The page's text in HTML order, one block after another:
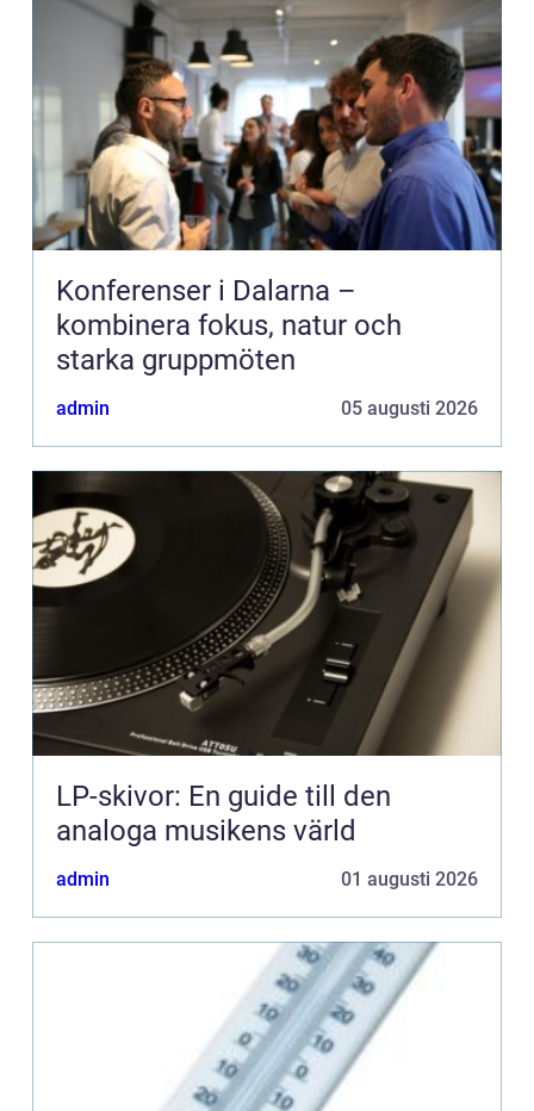
Konferenser i Dalarna –
kombinera fokus, natur och
starka gruppmöten
admin 05 augusti 2026
LP-skivor: En guide till den
analoga musikens värld
admin 01 augusti 2026